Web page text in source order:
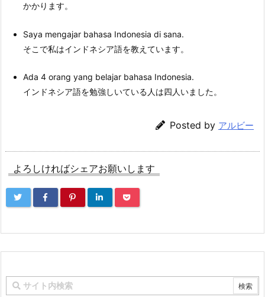
かかります。
Saya mengajar bahasa Indonesia di sana.
そこで私はインドネシア語を教えています。
Ada 4 orang yang belajar bahasa Indonesia.
インドネシア語を勉強しいている人は四人いました。
Posted by アルビー
よろしければシェアお願いします